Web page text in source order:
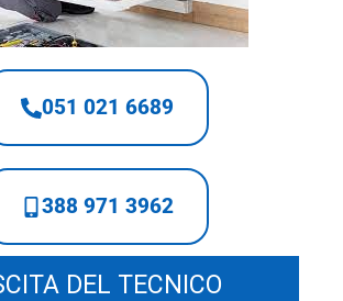
051 021 6689
388 971 3962
DEL TECNICO